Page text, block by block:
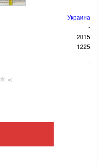
Украина
-
2015
1225
(0)